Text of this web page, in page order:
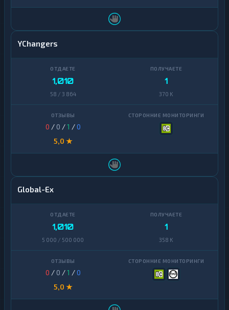
YChangers
1,010
58 / 3 864
1
370 K
0 / 0 /1 /0
5,0 ★
Global-Ex
1,010
5 000 / 500 000
1
358 K
0 / 0 /1 /0
5,0 ★